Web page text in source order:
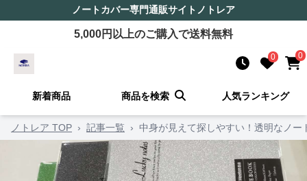
ノートカバー専門通販サイト ノトレア
5,000円以上のご購入で送料無料
0 0
新着商品 商品を検索 人気ランキング
ノトレア TOP › 記事一覧 › 中身が見えて探しやすい！透明なノ